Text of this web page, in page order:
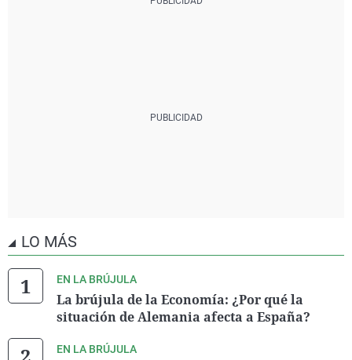
LO MÁS
EN LA BRÚJULA
La brújula de la Economía: ¿Por qué la
situación de Alemania afecta a España?
EN LA BRÚJULA